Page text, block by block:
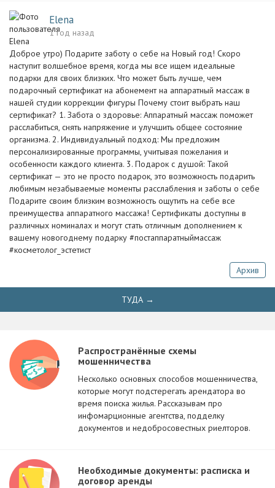
Elena
1 год назад
Доброе утро) Подарите заботу о себе на Новый год! Скоро
наступит волшебное время, когда мы все ищем идеальные
подарки для своих близких. Что может быть лучше, чем
подарочный сертификат на абонемент на аппаратный массаж в
нашей студии коррекции фигуры Почему стоит выбрать наш
сертификат? 1. Забота о здоровье: Аппаратный массаж поможет
расслабиться, снять напряжение и улучшить общее состояние
организма. 2. Индивидуальный подход: Мы предложим
персонализированные программы, учитывая пожелания и
особенности каждого клиента. 3. Подарок с душой: Такой
сертификат — это не просто подарок, это возможность подарить
любимым незабываемые моменты расслабления и заботы о себе
Подарите своим близким возможность ощутить на себе все
преимущества аппаратного массажа! Сертификаты доступны в
различных номиналах и могут стать отличным дополнением к
вашему новогоднему подарку #постаппаратныймассаж
#косметолог_эстетист
Архив
ТУДА →
Распространённые схемы
мошенничества
Несколько основных способов мошенничества,
которые могут подстерегать арендатора во
время поиска жилья. Рассказывам про
инфомарционные агентства, подделку
документов и недобросовестных риелторов.
Необходимые документы: расписка и
договор аренды